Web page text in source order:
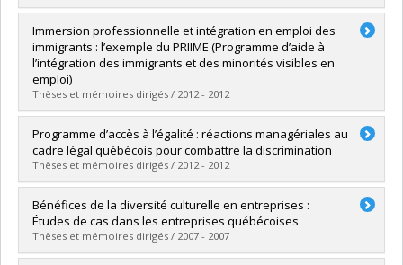
Graduate :Vaynman, Irina
Cycle :Master's
Grade :M. Sc.
Lien vers le document dans Papyrus
Immersion professionnelle et intégration en emploi des
immigrants : l’exemple du PRIIME (Programme d’aide à
l’intégration des immigrants et des minorités visibles en
emploi)
Thèses et mémoires dirigés / 2012 - 2012
Graduate : Toure, Mareme
Cycle :Master's
Grade :M. Sc.
Lien vers le document dans Papyrus
Programme d’accès à l’égalité : réactions managériales au
cadre légal québécois pour combattre la discrimination
Thèses et mémoires dirigés / 2012 - 2012
Graduate :Charest, Eric André
Cycle : Doctoral
Grade :Ph. D.
Lien vers le document dans Papyrus
Bénéfices de la diversité culturelle en entreprises :
Études de cas dans les entreprises québécoises
Thèses et mémoires dirigés / 2007 - 2007